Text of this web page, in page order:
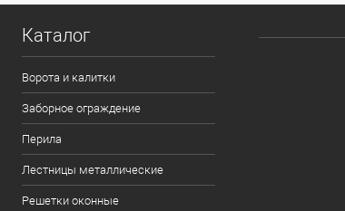
Каталог
Ворота и калитки
Заборное ограждение
Перила
Лестницы металлические
Решетки оконные